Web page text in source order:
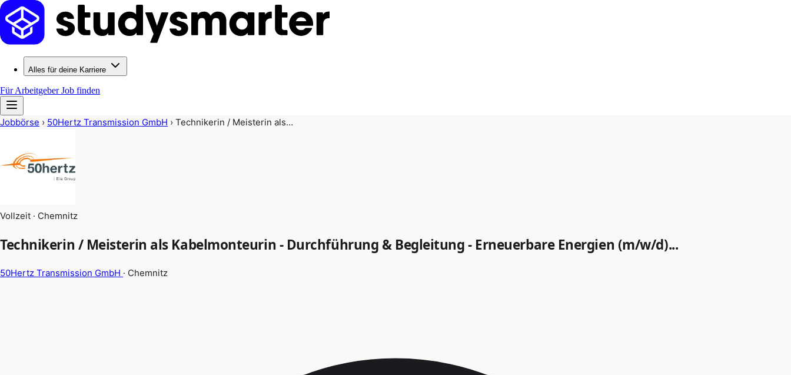
Alles für deine Karriere
Für ArbeitgeberJob finden
Jobbörse › 50Hertz Transmission GmbH › Technikerin / Meisterin als…
Vollzeit · Chemnitz
Technikerin / Meisterin als Kabelmonteurin - Durchführung & Begleitung - Erneuerbare Energien (m/w/d)...
50Hertz Transmission GmbH · Chemnitz